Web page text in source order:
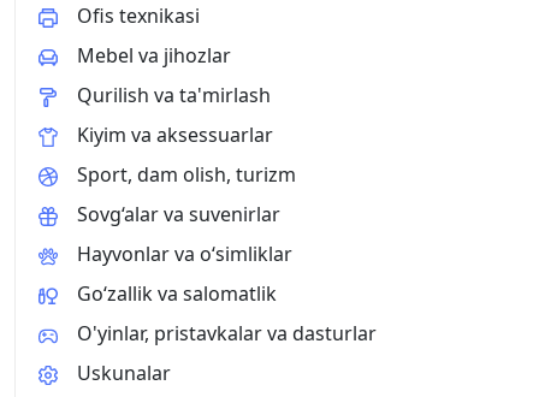
Ofis texnikasi
Mebel va jihozlar
Qurilish va ta'mirlash
Kiyim va aksessuarlar
Sport, dam olish, turizm
Sovg‘alar va suvenirlar
Hayvonlar va o‘simliklar
Go‘zallik va salomatlik
O'yinlar, pristavkalar va dasturlar
Uskunalar